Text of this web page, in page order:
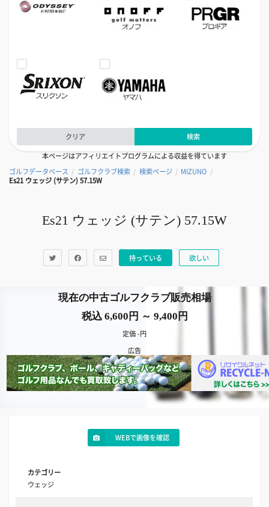
クリア
検索
本ページはアフィリエイトプログラムによる収益を得ています
ゴルフデータベース / ゴルフクラブ検索 / 検索ページ / MIZUNO /
Es21 ウェッジ (サテン) 57.15W
Es21 ウェッジ (サテン) 57.15W
持っている 欲しい
現在の中古ゴルフクラブ販売相場
税込 6,600円 ～ 9,400円
定価 -円
広告
WEBで画像を確認
カテゴリー
ウェッジ